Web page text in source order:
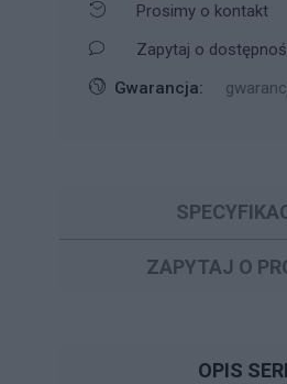
Prosimy o kontakt
Zapytaj o
Gwarancja:
ZAPYTAJ O
OPIS